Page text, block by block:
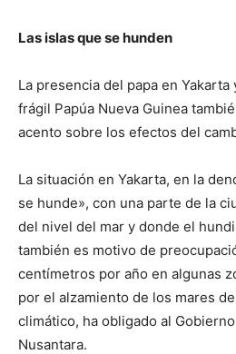
Las islas que se hunden
La presencia del papa en
frágil Papúa Nueva Guinea
acento sobre los efectos del
La situación en Yakarta, en la
se hunde», con una parte de la
del nivel del mar y donde el
también es motivo de
centímetros por año en algunas
por el alzamiento de los mares
climático, ha obligado al
Nusantara.